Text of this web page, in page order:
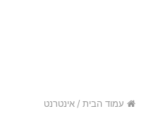
עמוד הבית / אינטרנט